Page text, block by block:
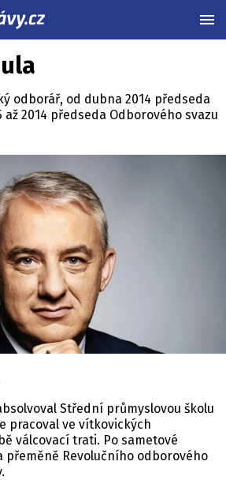
odborář, od dubna 2014 předseda
až 2014 předseda Odborového svazu
Střední průmyslovou školu
pracoval ve vítkovických
válcovací trati. Po sametové
přeměně Revolučního odborového